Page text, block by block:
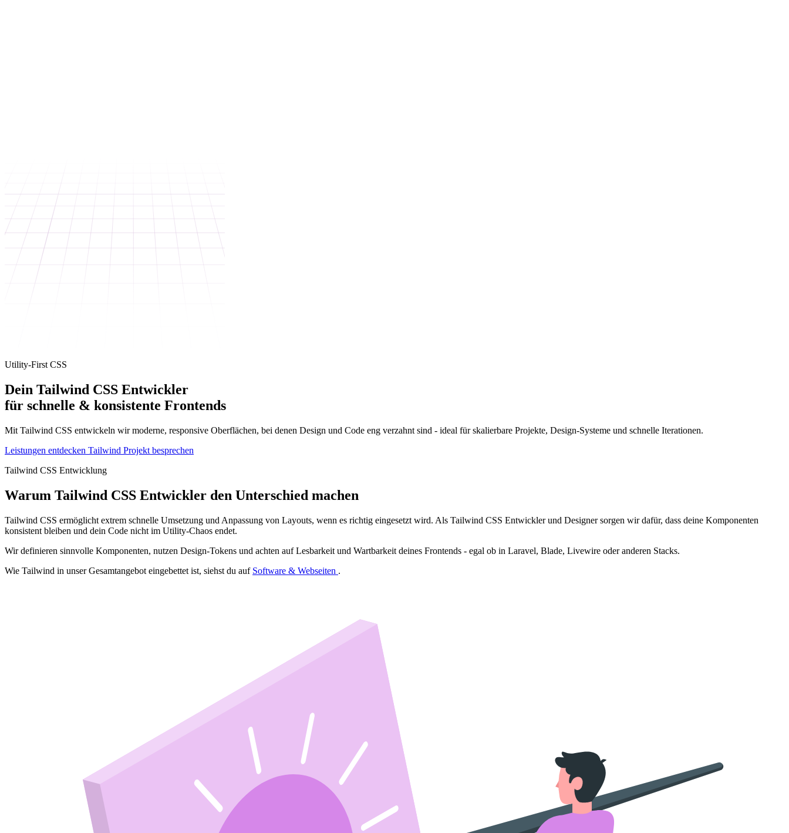
Utility-First CSS
Dein Tailwind CSS Entwickler
für schnelle & konsistente Frontends
Mit Tailwind CSS entwickeln wir moderne, responsive Oberflächen, bei denen Design und Code eng verzahnt sind - ideal für skalierbare Projekte, Design-Systeme und schnelle Iterationen.
Leistungen entdecken Tailwind Projekt besprechen
Tailwind CSS Entwicklung
Warum Tailwind CSS Entwickler den Unterschied machen
Tailwind CSS ermöglicht extrem schnelle Umsetzung und Anpassung von Layouts, wenn es richtig eingesetzt wird. Als Tailwind CSS Entwickler und Designer sorgen wir dafür, dass deine Komponenten
konsistent bleiben und dein Code nicht im Utility-Chaos endet.
Wir definieren sinnvolle Komponenten, nutzen Design-Tokens und achten auf Lesbarkeit und Wartbarkeit deines Frontends - egal ob in Laravel, Blade, Livewire oder anderen Stacks.
Wie Tailwind in unser Gesamtangebot eingebettet ist, siehst du auf Software & Webseiten .